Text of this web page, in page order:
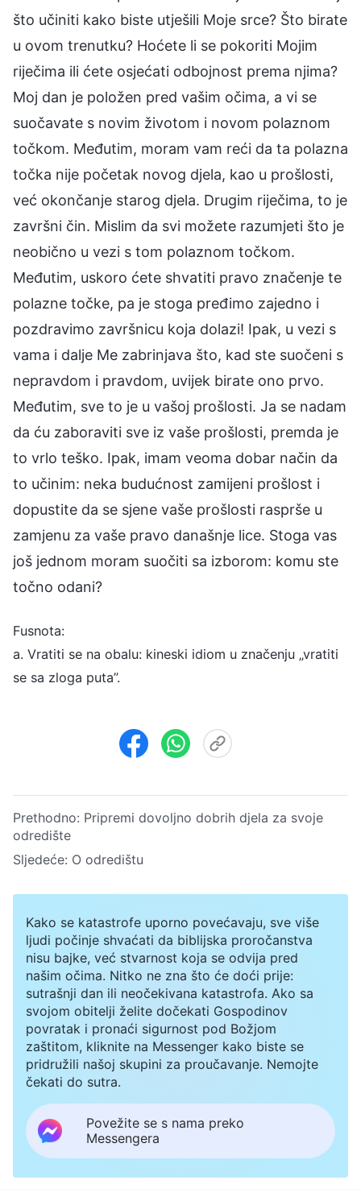
što učiniti kako biste utješili Moje srce? Što birate
u ovom trenutku? Hoćete li se pokoriti Mojim
riječima ili ćete osjećati odbojnost prema njima?
Moj dan je položen pred vašim očima, a vi se
suočavate s novim životom i novom polaznom
točkom. Međutim, moram vam reći da ta polazna
točka nije početak novog djela, kao u prošlosti,
već okončanje starog djela. Drugim riječima, to je
završni čin. Mislim da svi možete razumjeti što je
neobično u vezi s tom polaznom točkom.
Međutim, uskoro ćete shvatiti pravo značenje te
polazne točke, pa je stoga pređimo zajedno i
pozdravimo završnicu koja dolazi! Ipak, u vezi s
vama i dalje Me zabrinjava što, kad ste suočeni s
nepravdom i pravdom, uvijek birate ono prvo.
Međutim, sve to je u vašoj prošlosti. Ja se nadam
da ću zaboraviti sve iz vaše prošlosti, premda je
to vrlo teško. Ipak, imam veoma dobar način da
to učinim: neka budućnost zamijeni prošlost i
dopustite da se sjene vaše prošlosti rasprše u
zamjenu za vaše pravo današnje lice. Stoga vas
još jednom moram suočiti sa izborom: komu ste
točno odani?
Fusnota:
a. Vratiti se na obalu: kineski idiom u značenju „vratiti
se sa zloga puta”.
Prethodno: Pripremi dovoljno dobrih djela za svoje
odredište
Sljedeće: O odredištu
Kako se katastrofe uporno povećavaju, sve više
ljudi počinje shvaćati da biblijska proročanstva
nisu bajke, već stvarnost koja se odvija pred
našim očima. Nitko ne zna što će doći prije:
sutrašnji dan ili neočekivana katastrofa. Ako sa
svojom obitelji želite dočekati Gospodinov
povratak i pronaći sigurnost pod Božjom
zaštitom, kliknite na Messenger kako biste se
pridružili našoj skupini za proučavanje. Nemojte
čekati do sutra.
Povežite se s nama preko
Messengera